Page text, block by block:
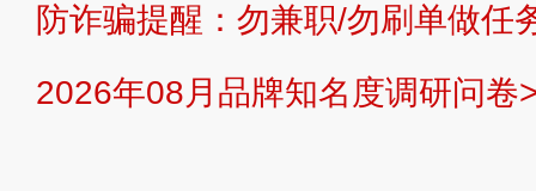
提交说明： 快速提交发布>> 提交品
防诈骗提醒：勿兼职/勿刷单做任
2026年08月品牌知名度调研问卷